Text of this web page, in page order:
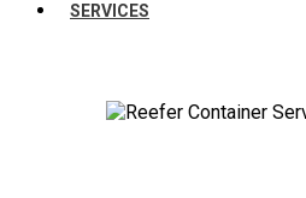
SERVICES